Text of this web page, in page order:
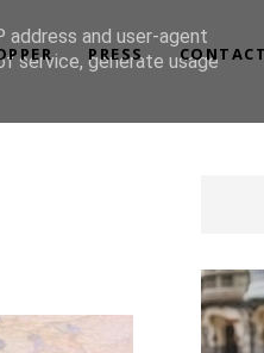
PRESS
and user-agent
service, generate usage